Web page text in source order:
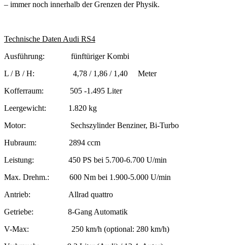
– immer noch innerhalb der Grenzen der Physik.
Technische Daten Audi RS4
Ausführung: fünftüriger Kombi
L / B / H: 4,78 / 1,86 / 1,40 Meter
Kofferraum: 505 -1.495 Liter
Leergewicht: 1.820 kg
Motor: Sechszylinder Benziner, Bi-Turbo
Hubraum: 2894 ccm
Leistung: 450 PS bei 5.700-6.700 U/min
Max. Drehm.: 600 Nm bei 1.900-5.000 U/min
Antrieb: Allrad quattro
Getriebe: 8-Gang Automatik
V-Max: 250 km/h (optional: 280 km/h)